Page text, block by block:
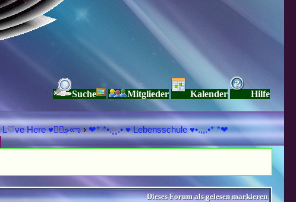
Suche Mitglieder Kalender Hilfe
♥ڿڰۣ«ಌ SPIRITUELLE Я Ξ √ Ω L U T ↑ ☼ N - Forum - WE ARE ALL ❤NE L♡ve ● Pe▲ce ● Light☀ Nothing But L♡ve Here ♥ڿڰۣ«ಌ›❤*¨*•.¸¸.• ♥ Lebensschule ♥•.,,.•*¨*❤
Dieses Forum als gelesen markieren